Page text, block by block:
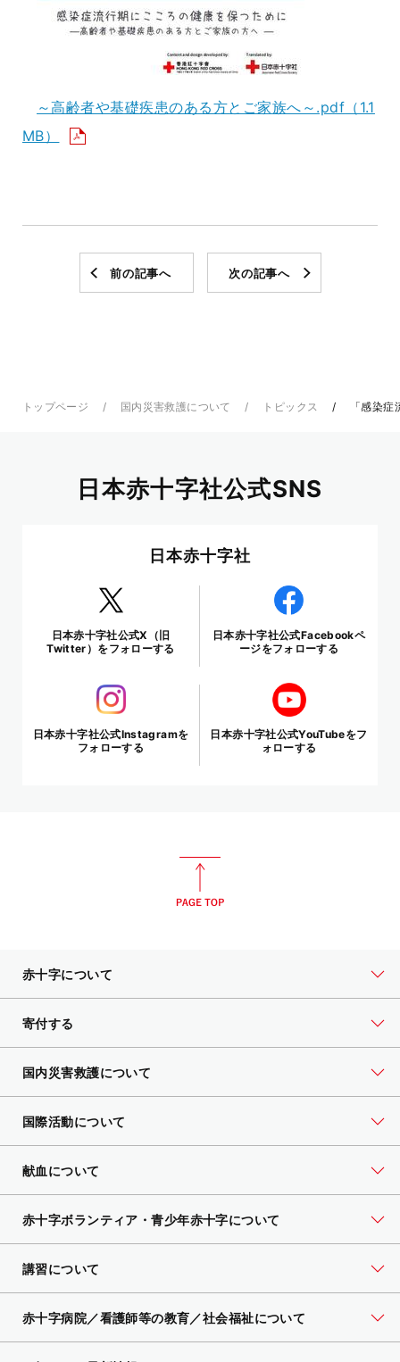
～高齢者や基礎疾患のある方とご家族へ～.pdf （1.1
MB）
前の記事へ 次の記事へ
トップページ 国内災害救護について トピックス 「感染
日本赤十字社公式SNS
日本赤十字社
日本赤十字社公式X（旧
Twitter）をフォローする
日本赤十字社公式Facebookペ
ージをフォローする
日本赤十字社公式Instagramを
フォローする
日本赤十字社公式YouTubeをフ
ォローする
赤十字について
寄付する
国内災害救護について
国際活動について
献血について
赤十字ボランティア・青少年赤十字について
講習について
赤十字病院／看護師等の教育／社会福祉について